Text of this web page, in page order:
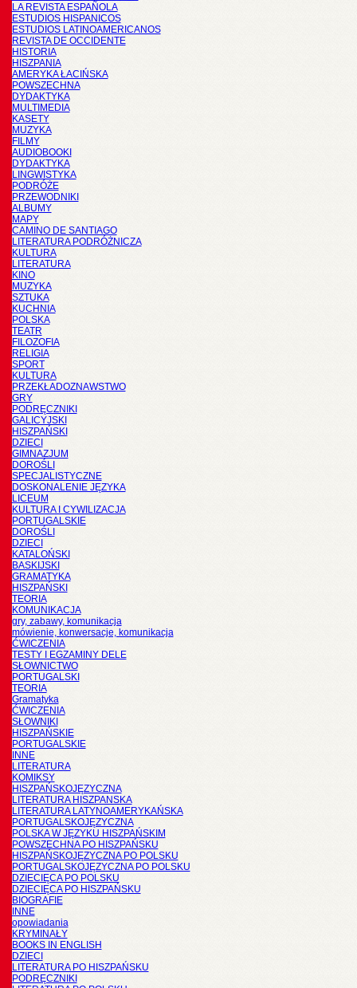
LA REVISTA ESPAÑOLA
ESTUDIOS HISPANICOS
ESTUDIOS LATINOAMERICANOS
REVISTA DE OCCIDENTE
HISTORIA
HISZPANIA
AMERYKA ŁACIŃSKA
POWSZECHNA
DYDAKTYKA
MULTIMEDIA
KASETY
MUZYKA
FILMY
AUDIOBOOKI
DYDAKTYKA
LINGWISTYKA
PODRÓŻE
PRZEWODNIKI
ALBUMY
MAPY
CAMINO DE SANTIAGO
LITERATURA PODRÓŻNICZA
KULTURA
LITERATURA
KINO
MUZYKA
SZTUKA
KUCHNIA
POLSKA
TEATR
FILOZOFIA
RELIGIA
SPORT
KULTURA
PRZEKŁADOZNAWSTWO
GRY
PODRĘCZNIKI
GALICYJSKI
HISZPAŃSKI
DZIECI
GIMNAZJUM
DOROŚLI
SPECJALISTYCZNE
DOSKONALENIE JĘZYKA
LICEUM
KULTURA I CYWILIZACJA
PORTUGALSKIE
DOROŚLI
DZIECI
KATALOŃSKI
BASKIJSKI
GRAMATYKA
HISZPAŃSKI
TEORIA
KOMUNIKACJA
gry, zabawy, komunikacja
mówienie, konwersacje, komunikacja
ĆWICZENIA
TESTY I EGZAMINY DELE
SŁOWNICTWO
PORTUGALSKI
TEORIA
Gramatyka
ĆWICZENIA
SŁOWNIKI
HISZPAŃSKIE
PORTUGALSKIE
INNE
LITERATURA
KOMIKSY
HISZPAŃSKOJĘZYCZNA
LITERATURA HISZPANSKA
LITERATURA LATYNOAMERYKAŃSKA
PORTUGALSKOJĘZYCZNA
POLSKA W JĘZYKU HISZPAŃSKIM
POWSZECHNA PO HISZPAŃSKU
HISZPAŃSKOJĘZYCZNA PO POLSKU
PORTUGALSKOJĘZYCZNA PO POLSKU
DZIECIĘCA PO POLSKU
DZIECIĘCA PO HISZPAŃSKU
BIOGRAFIE
INNE
opowiadania
KRYMINAŁY
BOOKS IN ENGLISH
DZIECI
LITERATURA PO HISZPAŃSKU
PODRĘCZNIKI